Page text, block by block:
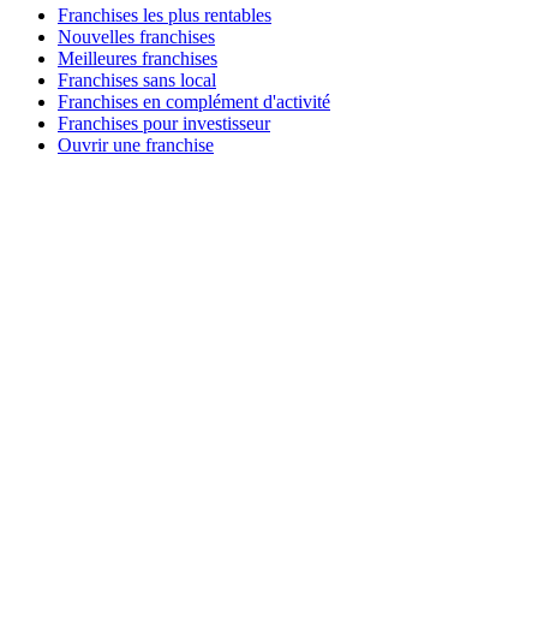
Franchises les plus rentables
Nouvelles franchises
Meilleures franchises
Franchises sans local
Franchises en complément d'activité
Franchises pour investisseur
Ouvrir une franchise